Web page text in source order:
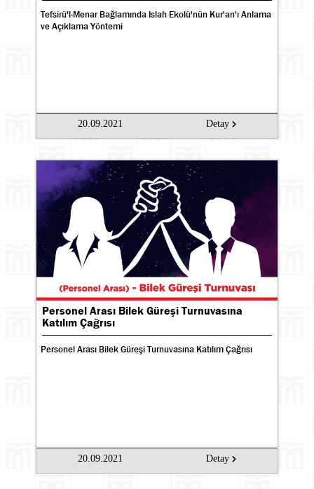
Tefsirü'l-Menar Bağlamında Islah Ekolü'nün Kur'an'ı Anlama
ve Açıklama Yöntemi
20.09.2021 Detay
Personel Arası Bilek Güreşi Turnuvasına
Katılım Çağrısı
Personel Arası Bilek Güreşi Turnuvasına Katılım Çağrısı
20.09.2021 Detay